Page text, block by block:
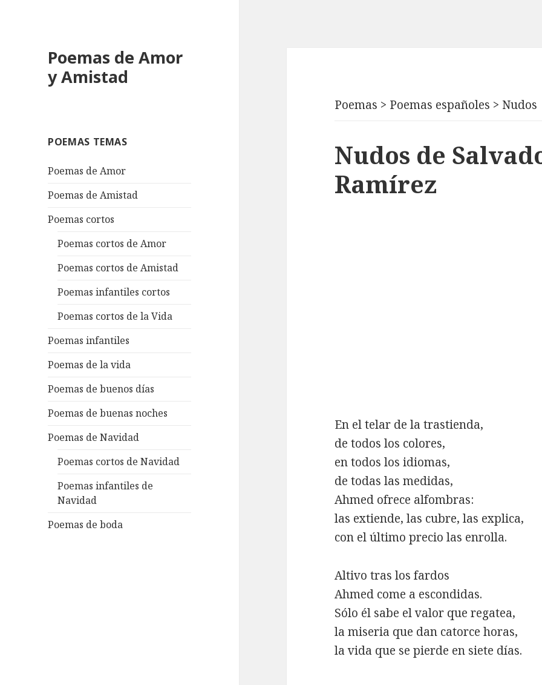
Poemas de Amor
y Amistad
POEMAS TEMAS
Poemas de Amor
Poemas de Amistad
Poemas cortos
Poemas cortos de Amor
Poemas cortos de Amistad
Poemas infantiles cortos
Poemas cortos de la Vida
Poemas infantiles
Poemas de la vida
Poemas de buenos días
Poemas de buenas noches
Poemas de Navidad
Poemas cortos de Navidad
Poemas infantiles de
Navidad
Poemas de boda
Poemas > Poemas españoles > Nudos
Nudos de
Ramírez
En el telar de la trastienda,
de todos los colores,
en todos los idiomas,
de todas las medidas,
Ahmed ofrece alfombras:
las extiende, las cubre, las explica,
con el último precio las enrolla.
Altivo tras los fardos
Ahmed come a escondidas.
Sólo él sabe el valor que regatea,
la miseria que dan catorce horas,
la vida que se pierde en siete días.